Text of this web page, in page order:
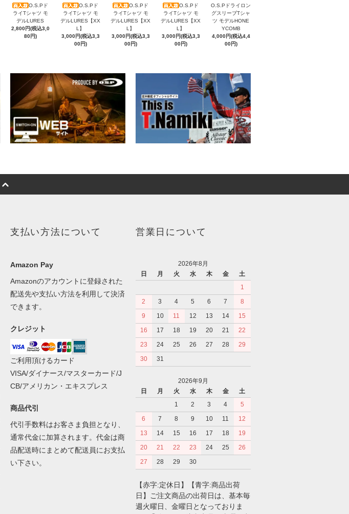
O.S.Pド
ライTシャツ モ
デルLURES
2,800円(税込3,0
80円)
O.S.Pド
ライTシャツ モ
デルLURES【XX
L】
3,000円(税込3,3
00円)
O.S.Pド
ライTシャツ モ
デルLURES【XX
L】
3,000円(税込3,3
00円)
O.S.Pド
ライTシャツ モ
デルLURES【XX
L】
3,000円(税込3,3
00円)
O.S.Pドライロン
グスリーブTシャ
ツ モデルHONE
YCOMB
4,000円(税込4,4
00円)
支払い方法について
Amazon Pay
Amazonのアカウントに登録された
配送先や支払い方法を利用して決済
できます。
クレジット
ご利用頂けるカード
VISA/ダイナース/マスターカード/J
CB/アメリカン・エキスプレス
商品代引
代引手数料はお客さま負担となり、
通常代金に加算されます。代金は商
品配送時にまとめて配送員にお支払
い下さい。
営業日について
2026年8月
日
月 火 水 木 金
土
1
2
3 4 5 6 7
8
9
10 11 12 13 14
15
16
17 18 19 20 21
22
23
24 25 26 27 28
29
30
31
2026年9月
日
月 火 水 木 金
土
1
2 3 4
5
6
7 8 9 10 11
12
13
14 15 16 17 18
19
20
21 22 23 24 25
26
27
28 29 30
【赤字:定休日】【青字:商品出荷
日】ご注文商品の出荷日は、基本毎
週火曜日、金曜日となっておりま